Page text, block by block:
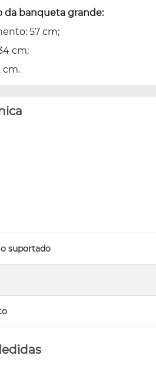
da banqueta grande:
57 cm;
cm;
cm.
suportado